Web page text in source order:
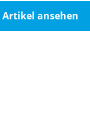
Artikel ansehen